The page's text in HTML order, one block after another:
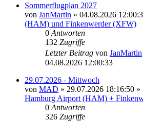
Sommerflugplan 2027
von JanMartin » 04.08.2026
(HAM) und Finkenwerder (XFW)
0 Antworten
132 Zugriffe
Letzter Beitrag von JanMartin
04.08.2026 12:00:33
29.07.2026 - Mittwoch
von MAD » 29.07.2026 18:16:50 »
Hamburg Airport (HAM) +
0 Antworten
326 Zugriffe